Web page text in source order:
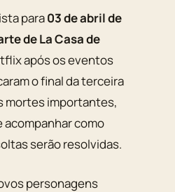
para03 de abril de
de La Casa de
após os eventos
o final da terceira
mortes importantes,
como
serão resolvidas.
personagens